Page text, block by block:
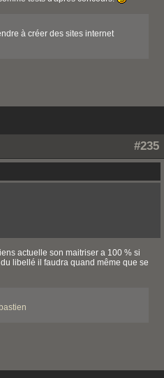
à créer des sites internet
#235
actuelle son maitriser a 100 % si
libellé il faudra quand même que se